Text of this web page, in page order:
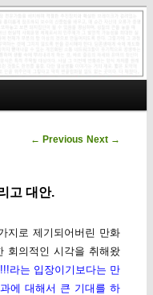
Post navigation
← Previous Next →
고 대안.
지로 제기되어버린 만화
회의적인 시각을 취해왔
라는 입장이기보다는 만
에 대해서 큰 기대를 하